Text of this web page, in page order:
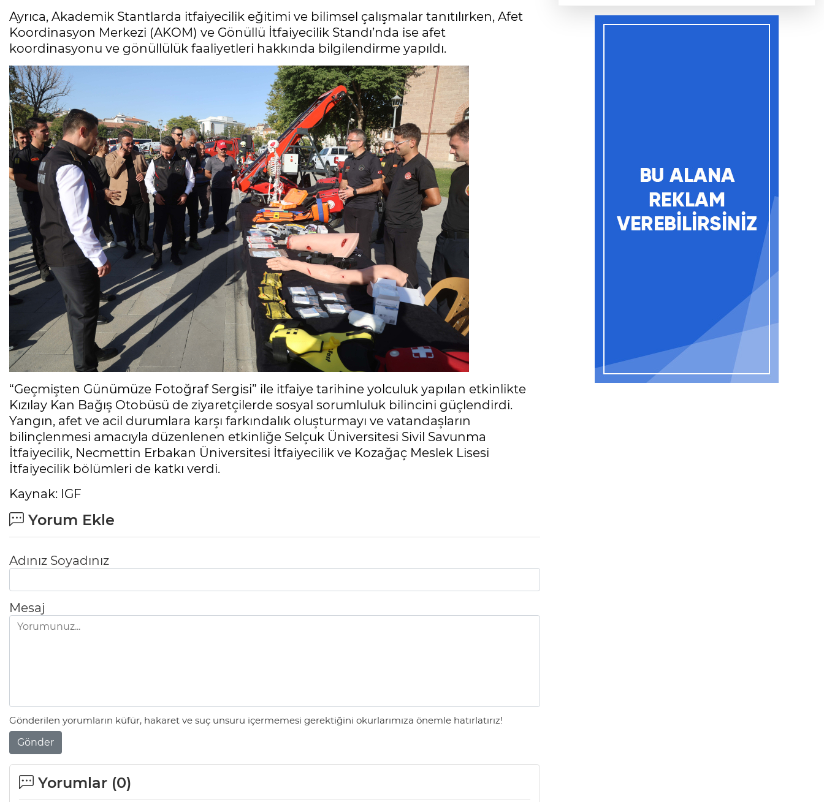
Ayrıca, Akademik Stantlarda itfaiyecilik eğitimi ve bilimsel çalışmalar tanıtılırken, Afet
Koordinasyon Merkezi (AKOM) ve Gönüllü İtfaiyecilik Standı’nda ise afet
koordinasyonu ve gönüllülük faaliyetleri hakkında bilgilendirme yapıldı.
“Geçmişten Günümüze Fotoğraf Sergisi” ile itfaiye tarihine yolculuk yapılan etkinlikte
Kızılay Kan Bağış Otobüsü de ziyaretçilerde sosyal sorumluluk bilincini güçlendirdi.
Yangın, afet ve acil durumlara karşı farkındalık oluşturmayı ve vatandaşların
bilinçlenmesi amacıyla düzenlenen etkinliğe Selçuk Üniversitesi Sivil Savunma
İtfaiyecilik, Necmettin Erbakan Üniversitesi İtfaiyecilik ve Kozağaç Meslek Lisesi
İtfaiyecilik bölümleri de katkı verdi.
Kaynak: IGF
Yorum Ekle
Adınız Soyadınız
Mesaj
Gönderilen yorumların küfür, hakaret ve suç unsuru içermemesi gerektiğini okurlarımıza önemle hatırlatırız!
Gönder
Yorumlar (0)